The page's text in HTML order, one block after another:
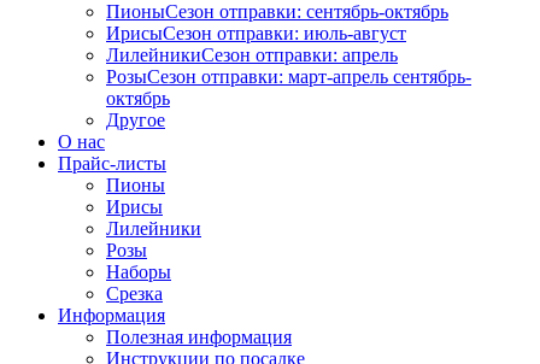
ПионыСезон отправки: сентябрь-октябрь
ИрисыСезон отправки: июль-август
ЛилейникиСезон отправки: апрель
РозыСезон отправки: март-апрель сентябрь-
октябрь
Другое
О нас
Прайс-листы
Пионы
Ирисы
Лилейники
Розы
Наборы
Срезка
Информация
Полезная информация
Инструкции по посадке